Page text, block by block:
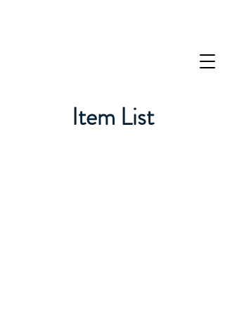
Item List